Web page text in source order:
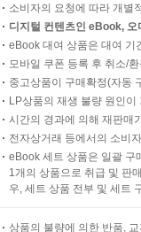
소비자의 요청에 따라 개별
디지털 컨텐츠인 eBook,
eBook 대여 상품은 대여 기
모바일 쿠폰 등록 후 취소/
중고상품이 구매확정(자동
LP상품의 재생 불량 원인
시간의 경과에 의해 재판매
전자상거래 등에서의 소비
eBook 세트 상품은 일괄 구
1개의 상품으로 취급 및 판
우, 세트 상품 전부 및 세트
상품의 불량에 의한 반품,